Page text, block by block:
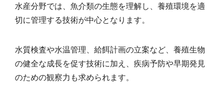
水産分野では、魚介類の生態を理解し、養殖環境を適
切に管理する技術が中心となります。
水質検査や水温管理、給餌計画の立案など、養殖生物
の健全な成長を促す技術に加え、疾病予防や早期発見
のための観察力も求められます。